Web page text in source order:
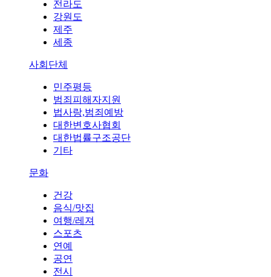
전라도
강원도
제주
세종
사회단체
민주평등
범죄피해자지원
법사랑,범죄예방
대한변호사협회
대한법률구조공단
기타
문화
건강
음식/맛집
여행/레져
스포츠
연예
공연
전시